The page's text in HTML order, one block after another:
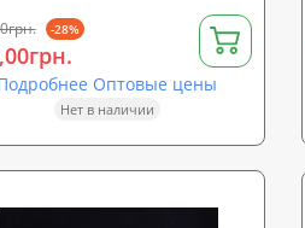
-28%
Оптовые цены
Нет в наличии